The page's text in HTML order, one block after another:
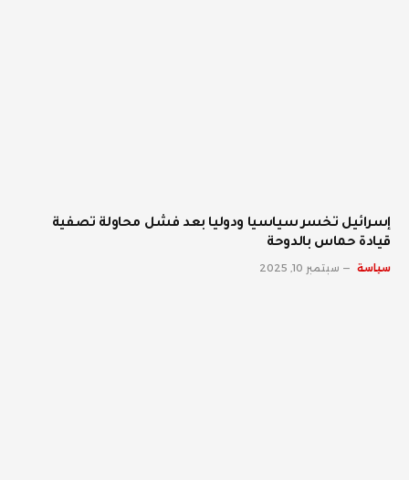
إسرائيل تخسر سياسيا ودوليا بعد فشل محاولة تصفية
قيادة حماس بالدوحة
سياسة سبتمبر 10, 2025